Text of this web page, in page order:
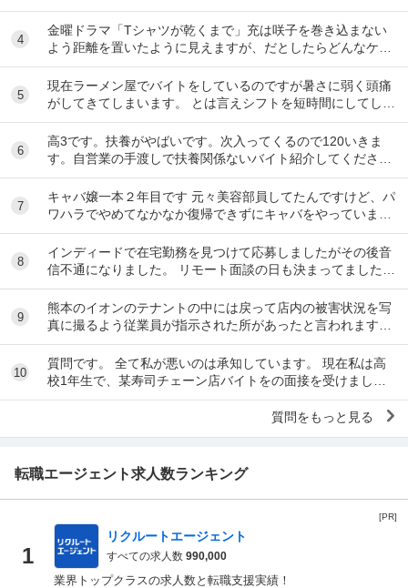
みがあったりして、派遣先の企業さんにとっての...
4
金曜ドラマ「Tシャツが乾くまで」充は咲子を巻き込まない
よう距離を置いたように見えますが、だとしたらどんなケー
スが考えられますか？ ①大恩人を一人で養わな...
5
現在ラーメン屋でバイトをしているのですが暑さに弱く頭痛
がしてきてしまいます。 とは言えシフトを短時間にしてしま
うとあまり稼げないのでバイトを変えたいと思っ...
6
高3です。扶養がやばいです。次入ってくるので120いきま
す。自営業の手渡しで扶養関係ないバイト紹介してくださ
い。大阪市です
7
キャバ嬢一本２年目です 元々美容部員してたんですけど、パ
ワハラでやめてなかなか復帰できずにキャバをやっています
昼間の仕事復帰したいのですが、またパワハラ...
8
インディードで在宅勤務を見つけて応募しましたがその後音
信不通になりました。 リモート面談の日も決まってました。
リクルーティングソリューションという会...
9
熊本のイオンのテナントの中には戻って店内の被害状況を写
真に撮るよう従業員が指示された所があったと言われます。
事実ですか。テナント名は分かりますか。
10
質問です。 全て私が悪いのは承知しています。 現在私は高
校1年生で、某寿司チェーン店バイトをの面接を受けまし
た。面接をし、その場で採用をもらいました。そし...
質問をもっと見る
転職エージェント求人数ランキング
[PR]
1
リクルートエージェント
すべての求人数 990,000
業界トップクラスの求人数と転職支援実績！